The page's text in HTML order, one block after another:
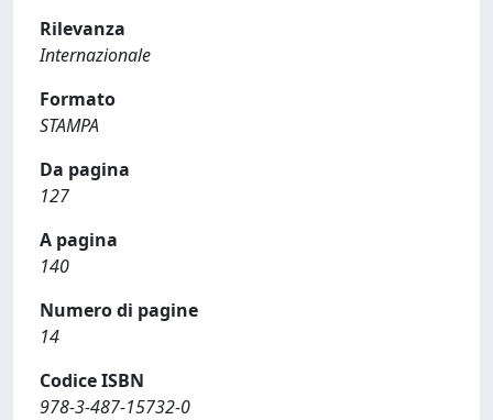
Rilevanza
Internazionale
Formato
STAMPA
Da pagina
127
A pagina
140
Numero di pagine
14
Codice ISBN
978-3-487-15732-0